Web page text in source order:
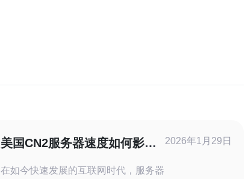
美国CN2服务器速度如何影响
在如今快速发展的互联网时代，服务器
2026年1月29日